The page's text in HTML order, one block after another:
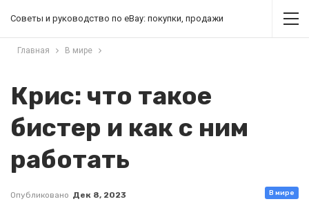
Советы и руководство по eBay: покупки, продажи
Главная В мире
Крис: что такое
бистер и как с ним
работать
В мире
Опубликовано Дек 8, 2023